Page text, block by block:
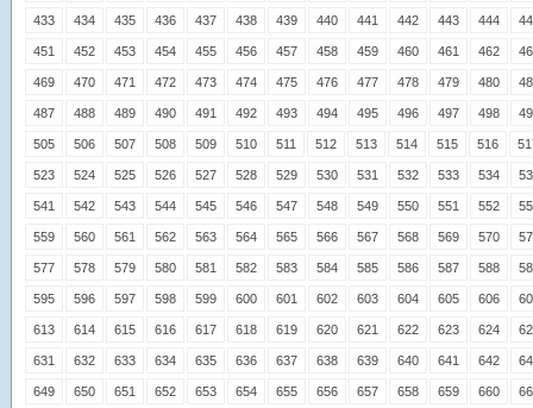
433 434 435 436 437 438 439 440 441 442 443 444
451 452 453 454 455 456 457 458 459 460 461 462
469 470 471 472 473 474 475 476 477 478 479 480
487 488 489 490 491 492 493 494 495 496 497 498
505 506 507 508 509 510 511 512 513 514 515 516
523 524 525 526 527 528 529 530 531 532 533 534
541 542 543 544 545 546 547 548 549 550 551 552
559 560 561 562 563 564 565 566 567 568 569 570
577 578 579 580 581 582 583 584 585 586 587 588
595 596 597 598 599 600 601 602 603 604 605 606
613 614 615 616 617 618 619 620 621 622 623 624
631 632 633 634 635 636 637 638 639 640 641 642
649 650 651 652 653 654 655 656 657 658 659 660